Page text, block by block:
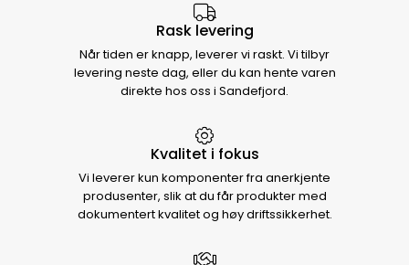
Rask levering
Når tiden er knapp, leverer vi raskt. Vi tilbyr
levering neste dag, eller du kan hente varen
direkte hos oss i Sandefjord.
Kvalitet i fokus
Vi leverer kun komponenter fra anerkjente
produsenter, slik at du får produkter med
dokumentert kvalitet og høy driftssikkerhet.